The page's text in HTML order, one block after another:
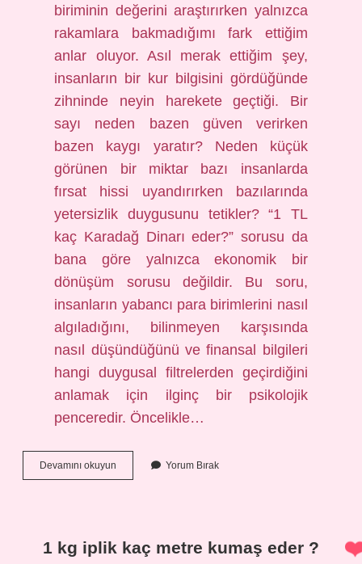
biriminin değerini araştırırken yalnızca
rakamlara bakmadığımı fark ettiğim
anlar oluyor. Asıl merak ettiğim şey,
insanların bir kur bilgisini gördüğünde
zihninde neyin harekete geçtiği. Bir
sayı neden bazen güven verirken
bazen kaygı yaratır? Neden küçük
görünen bir miktar bazı insanlarda
fırsat hissi uyandırırken bazılarında
yetersizlik duygusunu tetikler? “1 TL
kaç Karadağ Dinarı eder?” sorusu da
bana göre yalnızca ekonomik bir
dönüşüm sorusu değildir. Bu soru,
insanların yabancı para birimlerini nasıl
algıladığını, bilinmeyen karşısında
nasıl düşündüğünü ve finansal bilgileri
hangi duygusal filtrelerden geçirdiğini
anlamak için ilginç bir psikolojik
penceredir. Öncelikle…
Devamını okuyun
TL
?
Yorum Bırak
1 kg iplik kaç metre kumaş eder ?